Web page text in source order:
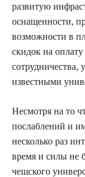
развитую
оснащенности,
возможности в
скидок на
сотрудничества,
известными
Несмотря на то
послаблений и
несколько раз
время и силы не
чешского